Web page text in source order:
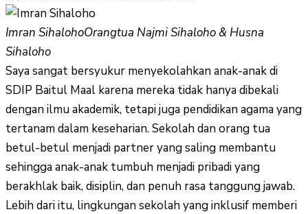
Imran SihalohoOrangtua Najmi Sihaloho & Husna
Sihaloho
Saya sangat bersyukur menyekolahkan anak-anak di
SDIP Baitul Maal karena mereka tidak hanya dibekali
dengan ilmu akademik, tetapi juga pendidikan agama yang
tertanam dalam keseharian. Sekolah dan orang tua
betul-betul menjadi partner yang saling membantu
sehingga anak-anak tumbuh menjadi pribadi yang
berakhlak baik, disiplin, dan penuh rasa tanggung jawab.
Lebih dari itu, lingkungan sekolah yang inklusif memberi